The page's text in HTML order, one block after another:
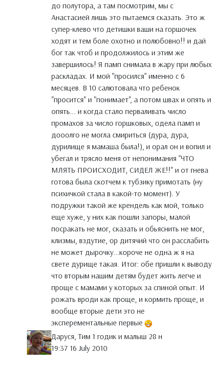
до полутора, а там посмотрим, мы с
Анастасией лишь это пытаемся сказать. Это ж
супер-клево что детишки ваши на горшочек
ходят и тем боле охотно и полюбовно!! и дай
бог так чтоб и продолжилось и этим же
завершилось! Я памп снимала в жару при любых
раскладах. И мой "просился" именно с 6
месяцев. В 10 салютовала что ребенок
"просится" и "понимает", а потом швах и опять и
опять... и когда стало перваливать число
промахов за число горшковых, одела памп и
дооолго не могла смириться (дура, дура,
дурилище я мамаша была!), и орал он и вопил и
убегал и трясло меня от непонимания "ЧТО
МЛЯТЬ ПРОИСХОДИТ, СИДЕЛ ЖЕ!!" и от гнева
готова была скотчем к тубзику примотать (ну
психичкой стала в какой-то момент). У
подружки такой же крендель как мой, только
еще хуже, у них как пошли запоры, малой
посракать не мог, сказать и обьяснить не мог,
клизмы, вздутие, ор дитячий что он расслабить
не может дырочку...короче не одна ж я на
свете дурище такая. Итог: обе пришли к выводу
что вторым нашим детям будет жить легче и
проще с мамами у которых за спиной опыт. И
рожать вроди как проще, и кормить проще, и
вообще вторые дети это не
эксперементальные первые
Даруся, Тим 1 годик и малыш 28 н
19:37 16 July 2010